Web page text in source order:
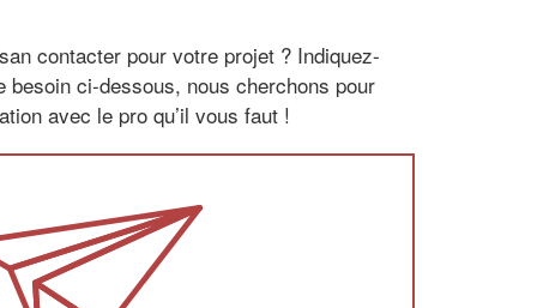
contacter pour votre projet ? Indiquez-
besoin ci-dessous, nous cherchons pour
avec le pro qu’il vous faut !